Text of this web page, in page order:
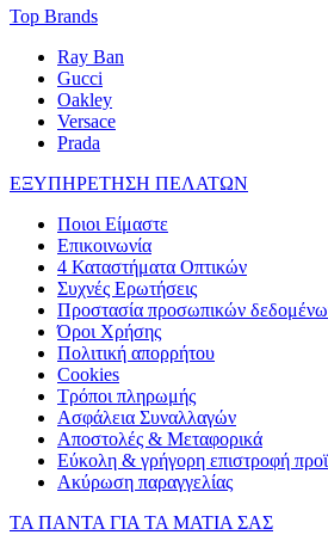
Top Brands
Ray Ban
Gucci
Oakley
Versace
Prada
ΕΞΥΠΗΡΕΤΗΣΗ ΠΕΛΑΤΩΝ
Ποιοι Είμαστε
Επικοινωνία
4 Καταστήματα Οπτικών
Συχνές Ερωτήσεις
Προστασία προσωπικών
Όροι Χρήσης
Πολιτική απορρήτου
Cookies
Τρόποι πληρωμής
Ασφάλεια Συναλλαγών
Αποστολές & Μεταφορικά
Εύκολη & γρήγορη επιστροφή
Ακύρωση παραγγελίας
ΤΑ ΠΑΝΤΑ ΓΙΑ ΤΑ ΜΑΤΙΑ ΣΑΣ